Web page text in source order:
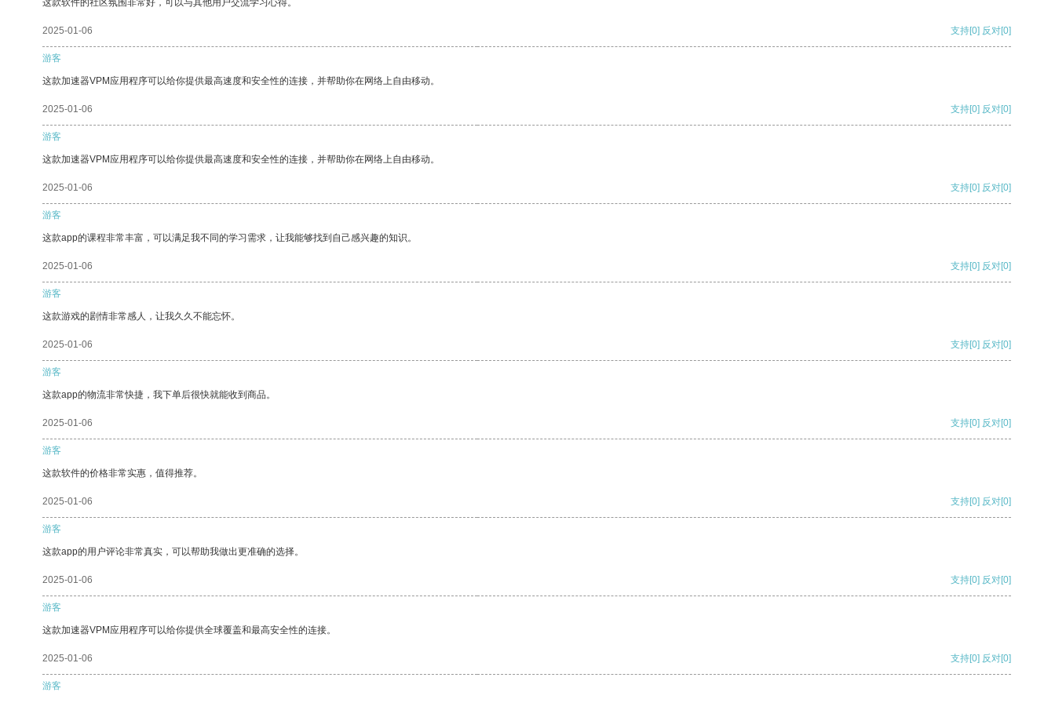
这款软件的社区氛围非常好，可以与其他用户交流学习心得。
2025-01-06 支持[0] 反对[0]
游客
这款加速器VPM应用程序可以给你提供最高速度和安全性的连接，并帮助你在网络上自由移动。
2025-01-06 支持[0] 反对[0]
游客
这款加速器VPM应用程序可以给你提供最高速度和安全性的连接，并帮助你在网络上自由移动。
2025-01-06 支持[0] 反对[0]
游客
这款app的课程非常丰富，可以满足我不同的学习需求，让我能够找到自己感兴趣的知识。
2025-01-06 支持[0] 反对[0]
游客
这款游戏的剧情非常感人，让我久久不能忘怀。
2025-01-06 支持[0] 反对[0]
游客
这款app的物流非常快捷，我下单后很快就能收到商品。
2025-01-06 支持[0] 反对[0]
游客
这款软件的价格非常实惠，值得推荐。
2025-01-06 支持[0] 反对[0]
游客
这款app的用户评论非常真实，可以帮助我做出更准确的选择。
2025-01-06 支持[0] 反对[0]
游客
这款加速器VPM应用程序可以给你提供全球覆盖和最高安全性的连接。
2025-01-06 支持[0] 反对[0]
游客